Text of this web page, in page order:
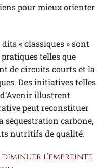
pour mieux orienter
« classiques » sont
telles que
de circuits courts et la
Des initiatives telles
illustrent
peut reconstituer
séquestration carbone,
nutritifs de qualité.
l’empreinte